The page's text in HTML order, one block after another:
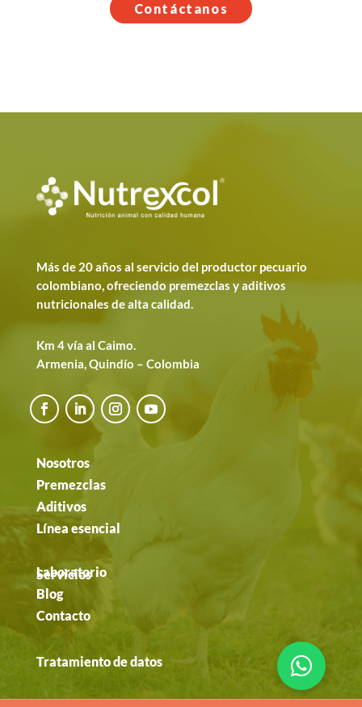
Contáctanos
Más de 20 años al servicio del productor pecuario
colombiano, ofreciendo premezclas y aditivos
nutricionales de alta calidad.
Km 4 vía al Caimo.
Armenia, Quindío – Colombia
Nosotros
Premezclas
Aditivos
Línea esencial
Servicios
Laboratorio
Blog
Contacto
Tratamiento de datos